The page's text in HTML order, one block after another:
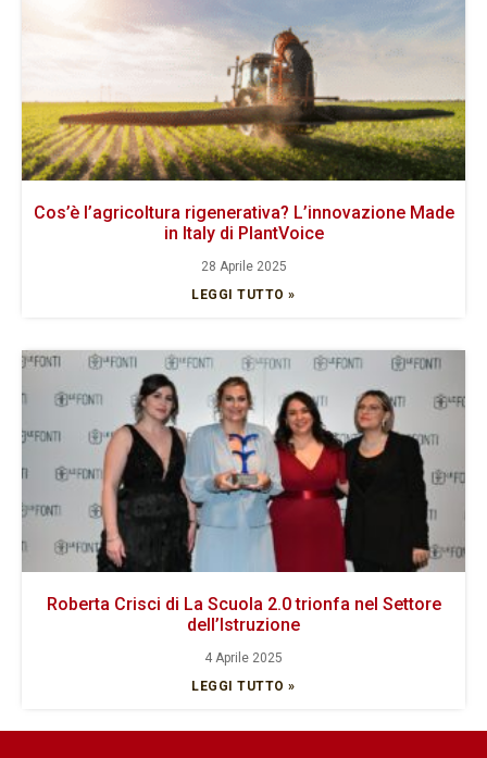
Cos’è l’agricoltura rigenerativa? L’innovazione Made
in Italy di PlantVoice
28 Aprile 2025
LEGGI TUTTO »
Roberta Crisci di La Scuola 2.0 trionfa nel Settore
dell’Istruzione
4 Aprile 2025
LEGGI TUTTO »